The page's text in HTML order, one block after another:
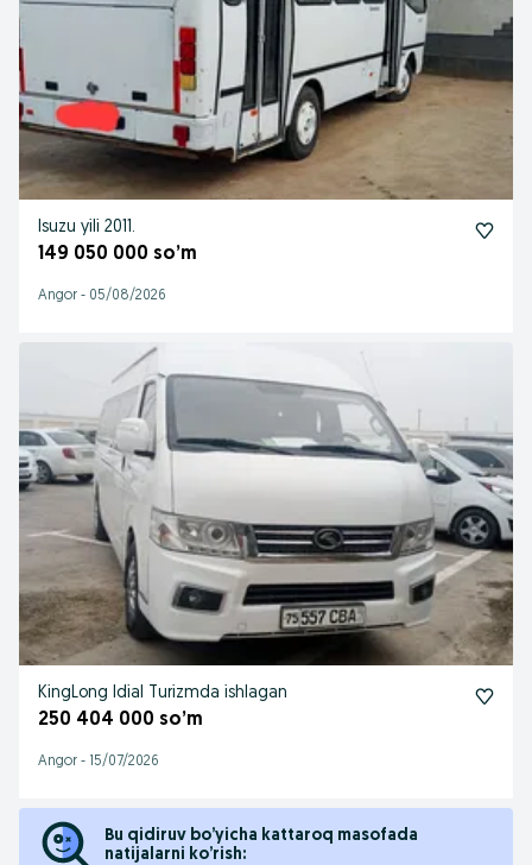
Isuzu yili 2011.
149 050 000 so’m
Angor - 05/08/2026
KingLong Idial Turizmda ishlagan
250 404 000 so’m
Angor - 15/07/2026
Bu qidiruv bo’yicha kattaroq masofada
natijalarni ko’rish: